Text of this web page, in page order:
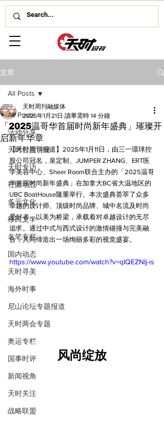
文章
All Posts
活动分享
天时公益讲座
天时专访
社团动态
多元文化
移民文学
名笔专栏
国内动态
天时寻美
海外时事
尼山论坛专题报道
天时两会专题
奥运专栏
国事时评
新闻视角
天时关注
战略联盟
All Posts
「2025温哥华首届时尚新年盛典」璀璨开
启新年华章
天时周刊融媒体
2025年1月21日 讀畢需時 14 分鐘
【天时周刊报道】2025年1月11日，由三一環球控
股公司冠名，泉定制、JUMPER ZHANG、ERT医
学美容中心、Sheer Room联合主办的「2025温哥
华首届时尚新年盛典」在加拿大BC省大温地区的
UBC BoatHouse隆重举行。本次盛典荟萃了众多
卓越的设计师、顶级时尚品牌、城中名流及时尚
爱好者，以美为桥梁，承载着对卓越设计的无尽
追求。通过中式与西式设计的激情碰撞与完美融
合，共同缔造出一场绚丽多彩的视觉盛宴。
https://www.youtube.com/watch?v=qIQEZNIj-is
风尚绽放